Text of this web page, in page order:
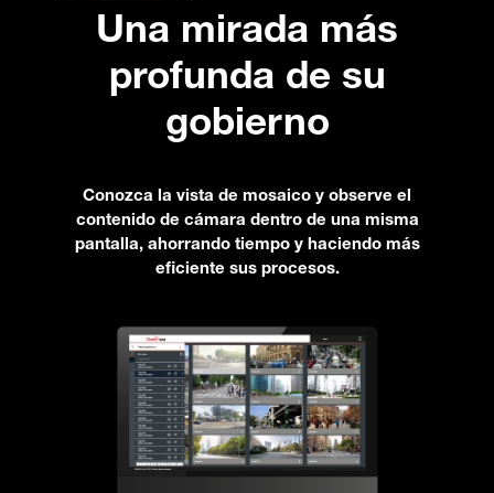
Una mirada más
profunda de su
gobierno
Conozca la vista de mosaico y observe el
contenido de cámara dentro de una misma
pantalla, ahorrando tiempo y haciendo más
eficiente sus procesos.